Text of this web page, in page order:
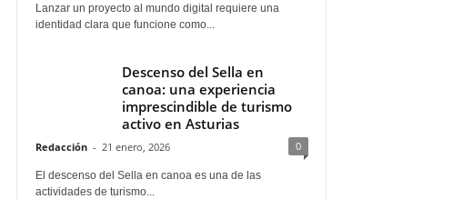
Lanzar un proyecto al mundo digital requiere una
identidad clara que funcione como...
Descenso del Sella en
canoa: una experiencia
imprescindible de turismo
activo en Asturias
Redacción - 21 enero, 2026 0
El descenso del Sella en canoa es una de las
actividades de turismo...